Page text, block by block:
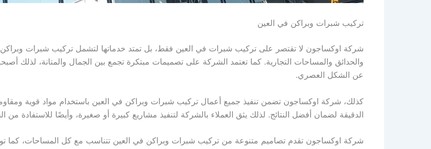
تركيب شبرات وبراكن في العين
شركة اوكساجون لا تقتصر على تركيب شبرات في العين فقط، بل تمتد خدماتها لتشمل تركيب شبرات وبراكن
والحدائق والمساحات التجارية. كما تعتمد الشركة على تصميمات مبتكرة تجمع بين الجمال والمتانة، لذلك
عن الشكل العصري.
كذلك، شركة اوكساجون تضمن تنفيذ جميع أعمال تركيب شبرات وبراكن في العين باستخدام مواد قوية ومقاومة
الدقيقة لضمان أفضل النتائج. لذلك يثق العملاء بالشركة لتنفيذ مشاريع كبيرة أو صغيرة، وأيضًا للاستفادة من
شركة اوكساجون تقدم تصاميم متنوعة من تركيب شبرات وبراكن في العين تتناسب مع كل المساحات،